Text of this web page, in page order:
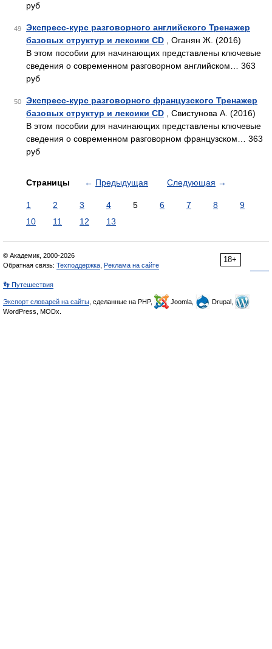
руб
49
Экспресс-курс разговорного английского Тренажер
базовых структур и лексики CD , Оганян Ж. (2016)
В этом пособии для начинающих представлены ключевые
сведения о современном разговорном английском… 363
руб
50
Экспресс-курс разговорного французского Тренажер
базовых структур и лексики CD , Свистунова А. (2016)
В этом пособии для начинающих представлены ключевые
сведения о современном разговорном французском… 363
руб
Страницы ← Предыдущая Следующая →
1 2 3 4 5 6 7 8
9
10
11 12 13
18+
© Академик, 2000-2026
Обратная связь: Техподдержка Реклама на сайте
👣 Путешествия
Экспорт словарей на сайты , сделанные на PHP, Joomla,
Drupal,
WordPress, MODx.